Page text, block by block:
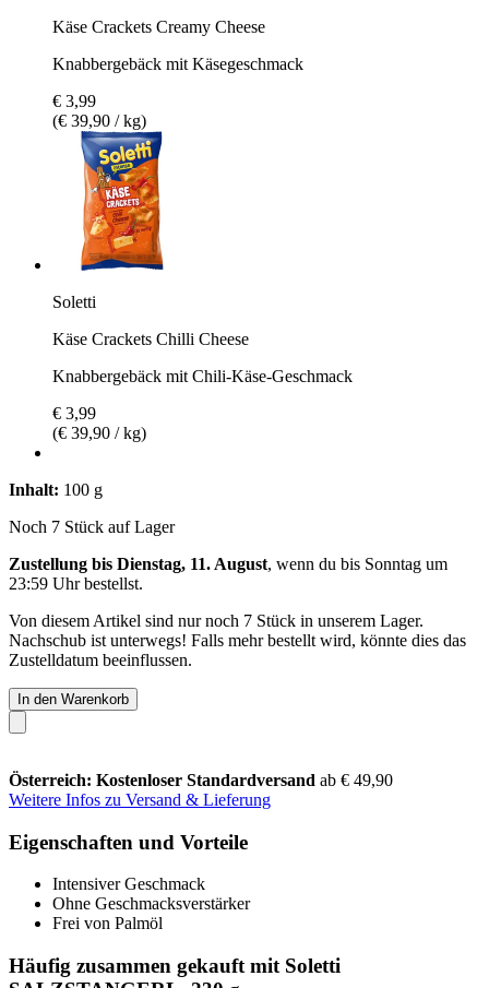
Käse Crackets Creamy Cheese
Knabbergebäck mit Käsegeschmack
€ 3,99
(€ 39,90 / kg)
Soletti
Käse Crackets Chilli Cheese
Knabbergebäck mit Chili-Käse-Geschmack
€ 3,99
(€ 39,90 / kg)
Inhalt: 100 g
Noch 7 Stück auf Lager
Zustellung bis Dienstag, 11. August, wenn du bis Sonntag um
23:59 Uhrbestellst.
Von diesem Artikel sind nur noch 7 Stück in unserem Lager.
Nachschub ist unterwegs! Falls mehr bestellt wird, könnte dies das
Zustelldatum beeinflussen.
In den Warenkorb
Österreich: Kostenloser Standardversand ab € 49,90
Weitere Infos zu Versand & Lieferung
Eigenschaften und Vorteile
Intensiver Geschmack
Ohne Geschmacksverstärker
Frei von Palmöl
Häufig zusammen gekauft mit Soletti